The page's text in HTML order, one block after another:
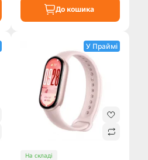
До кошика
У Праймі
На складі